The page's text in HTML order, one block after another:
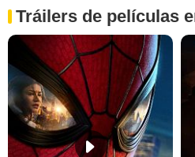
Tráilers de películas